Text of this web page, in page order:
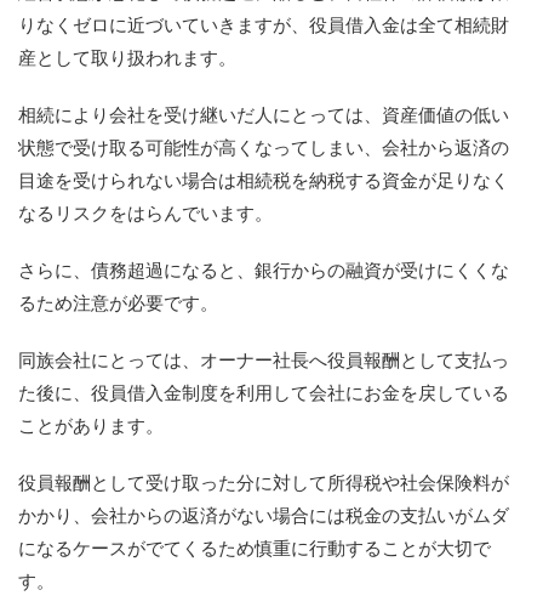
りなくゼロに近づいていきますが、役員借入金は全て相続財
産として取り扱われます。
相続により会社を受け継いだ人にとっては、資産価値の低い
状態で受け取る可能性が高くなってしまい、会社から返済の
目途を受けられない場合は相続税を納税する資金が足りなく
なるリスクをはらんでいます。
さらに、債務超過になると、銀行からの融資が受けにくくな
るため注意が必要です。
同族会社にとっては、オーナー社長へ役員報酬として支払っ
た後に、役員借入金制度を利用して会社にお金を戻している
ことがあります。
役員報酬として受け取った分に対して所得税や社会保険料が
かかり、会社からの返済がない場合には税金の支払いがムダ
になるケースがでてくるため慎重に行動することが大切で
す。